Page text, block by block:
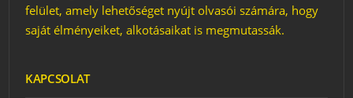
felület, amely lehetőséget nyújt olvasói számára, hogy
saját élményeiket, alkotásaikat is megmutassák.
KAPCSOLAT